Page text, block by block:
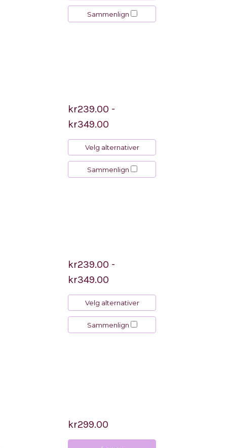
Sammenlign
kr239.00 -
kr349.00
Velg alternativer
Sammenlign
kr239.00 -
kr349.00
Velg alternativer
Sammenlign
kr299.00